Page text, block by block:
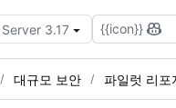
3.17 {{icon}}
대규모 보안 파일럿 리포